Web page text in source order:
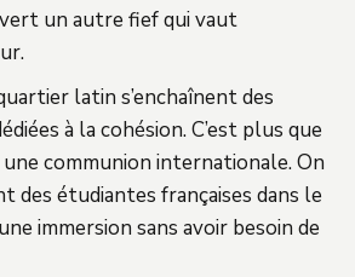
un autre fief qui vaut
latin s’enchaînent des
à la cohésion. C’est plus que
une communion internationale. On
des étudiantes françaises dans le
immersion sans avoir besoin de